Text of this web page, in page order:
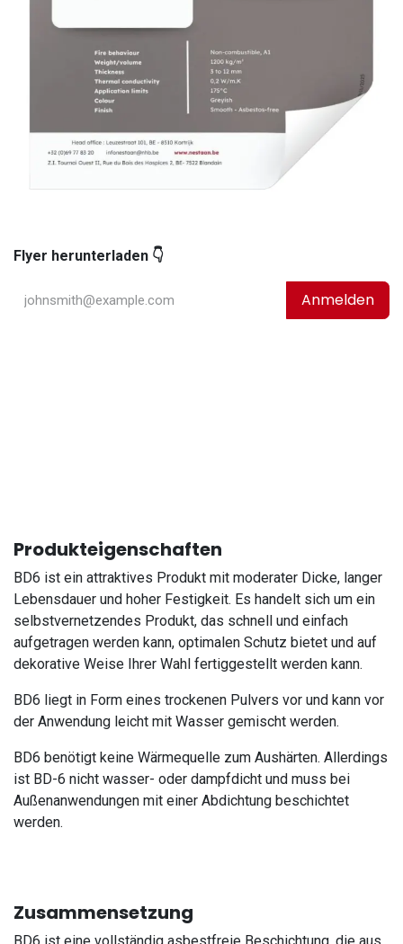
Flyer herunterladen 👇
Anmelden
Produkteigenschaften
BD6 ist ein attraktives Produkt mit moderater Dicke, langer
Lebensdauer und hoher Festigkeit. Es handelt sich um ein
selbstvernetzendes Produkt, das schnell und einfach
aufgetragen werden kann, optimalen Schutz bietet und auf
dekorative Weise Ihrer Wahl fertiggestellt werden kann.
BD6 liegt in Form eines trockenen Pulvers vor und kann vor
der Anwendung leicht mit Wasser gemischt werden.
BD6 benötigt keine Wärmequelle zum Aushärten. Allerdings
ist BD-6 nicht wasser- oder dampfdicht und muss bei
Außenanwendungen mit einer Abdichtung beschichtet
werden.
Zusammensetzung